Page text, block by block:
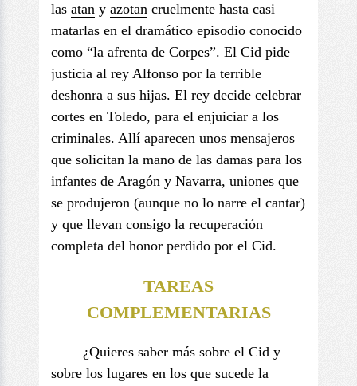
las atan y azotan cruelmente hasta casi
matarlas en el dramático episodio conocido
como “la afrenta de Corpes”. El Cid pide
justicia al rey Alfonso por la terrible
deshonra a sus hijas. El rey decide celebrar
cortes en Toledo, para el enjuiciar a los
criminales. Allí aparecen unos mensajeros
que solicitan la mano de las damas para los
infantes de Aragón y Navarra, uniones que
se produjeron (aunque no lo narre el cantar)
y que llevan consigo la recuperación
completa del honor perdido por el Cid.
TAREAS
COMPLEMENTARIAS
¿Quieres saber más sobre el Cid y
sobre los lugares en los que sucede la